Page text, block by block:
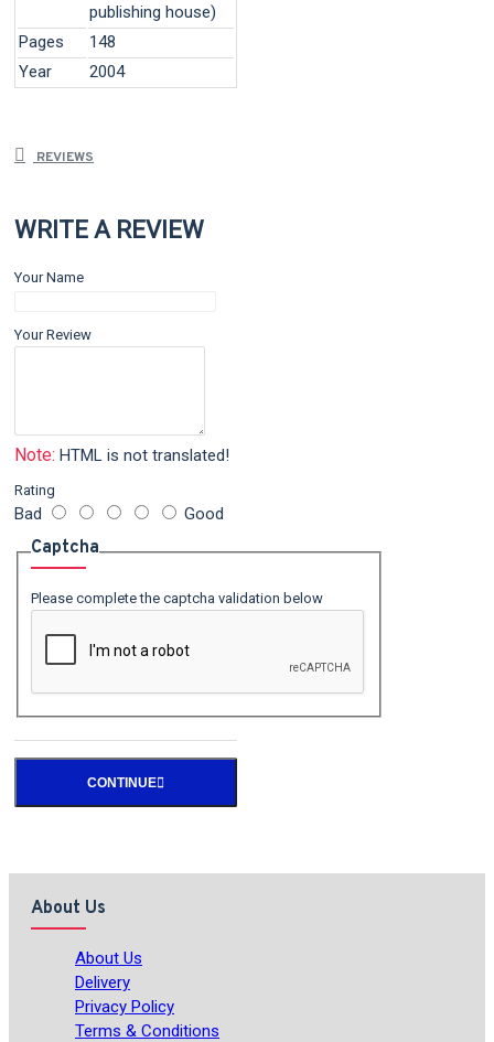
publishing house)
Pages
148
Year
2004
REVIEWS
WRITE A REVIEW
Your Name
Your Review
Note: HTML is not translated!
Rating
Bad Good
Captcha
Please complete the captcha validation below
CONTINUE
About Us
About Us
Delivery
Privacy Policy
Terms & Conditions